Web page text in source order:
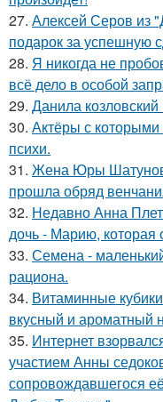
27. Алексей Серов из
подарок за успешную
28. Я никогда не
всё дело в особой
29. Данила
30. Актёры с которыми
психи.
31. Жена Юры
прошла обряд
32. Недавно Анна
дочь - Марию, которая
33. Семена -
рациона.
34. Витаминные
вкусный и ароматный
35. Интернет
участием Анны
сопровождавшегося